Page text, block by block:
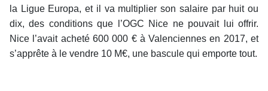
la Ligue Europa, et il va multiplier son salaire par huit ou
dix, des conditions que l’OGC Nice ne pouvait lui offrir.
Nice l’avait acheté 600 000 € à Valenciennes en 2017, et
s’apprête à le vendre 10 M€, une bascule qui emporte tout.